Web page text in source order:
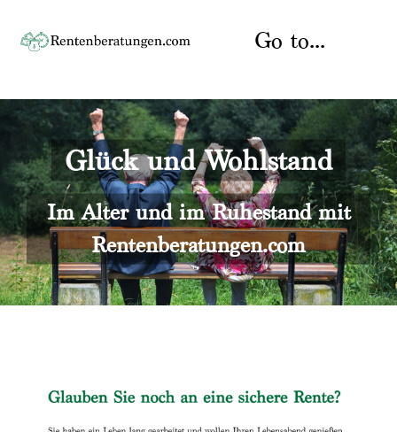
content
Go to...
Startseite
Rente
Rentenberater
Rentenversicherung
Versicherungsberatung
Über uns
Kontakt
Glück und Wohlstand
Im Alter und im Ruhestand mit
Rentenberatungen.com